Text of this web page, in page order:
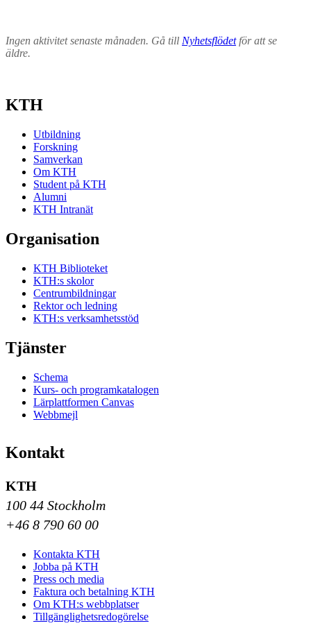
Ingen aktivitet senaste månaden. Gå till Nyhetsflödetför att se
äldre.
KTH
Utbildning
Forskning
Samverkan
Om KTH
Student på KTH
Alumni
KTH Intranät
Organisation
KTH Biblioteket
KTH:s skolor
Centrumbildningar
Rektor och ledning
KTH:s verksamhetsstöd
Tjänster
Schema
Kurs- och programkatalogen
Lärplattformen Canvas
Webbmejl
Kontakt
KTH
100 44 Stockholm
+46 8 790 60 00
Kontakta KTH
Jobba på KTH
Press och media
Faktura och betalning KTH
Om KTH:s webbplatser
Tillgänglighetsredogörelse